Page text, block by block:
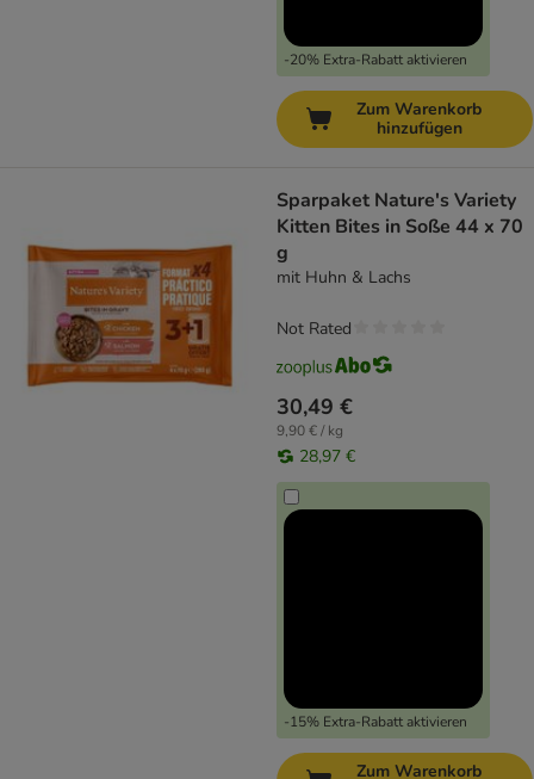
-20% Extra-Rabatt aktivieren
Zum Warenkorb
hinzufügen
Sparpaket Nature's Variety
Kitten Bites in Soße 44 x 70
g
mit Huhn & Lachs
30,49 €
9,90 € / kg
28,97 €
-15% Extra-Rabatt aktivieren
Not Rated
Zum Warenkorb